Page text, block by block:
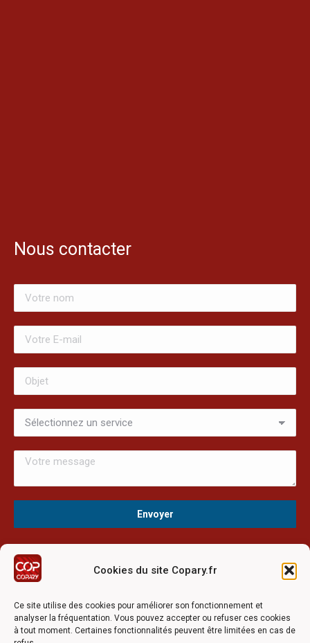
Cookies du site Copary.fr
Ce site utilise des cookies pour améliorer son fonctionnement et
analyser la fréquentation. Vous pouvez accepter ou refuser ces cookies
à tout moment. Certaines fonctionnalités peuvent être limitées en cas de
Nous contacter
Ce site a été réalisé avec le soutien financier de l'Union
Pays Barrois